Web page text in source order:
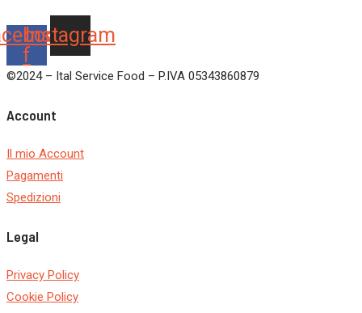
f
Instagram
©2024 – Ital Service Food – P.IVA 05343860879
Account
Il mio Account
Pagamenti
Spedizioni
Legal
Privacy Policy
Cookie Policy